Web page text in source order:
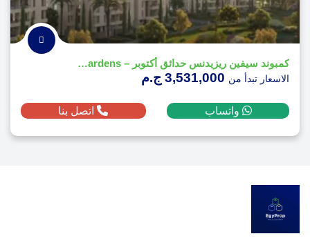
كمبوند سيفين ريزيدنس حدائق أكتوبر – Seven October Gardens
الاسعار تبدأ من
واتساب اتصل بنا